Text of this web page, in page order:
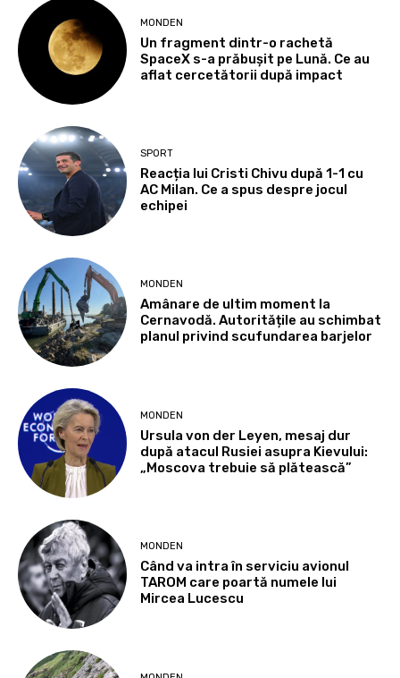
MONDEN
Un fragment dintr-o rachetă
SpaceX s-a prăbușit pe Lună. Ce au
aflat cercetătorii după impact
SPORT
Reacția lui Cristi Chivu după 1-1 cu
AC Milan. Ce a spus despre jocul
echipei
MONDEN
Amânare de ultim moment la
Cernavodă. Autoritățile au schimbat
planul privind scufundarea barjelor
MONDEN
Ursula von der Leyen, mesaj dur
după atacul Rusiei asupra Kievului:
„Moscova trebuie să plătească”
MONDEN
Când va intra în serviciu avionul
TAROM care poartă numele lui
Mircea Lucescu